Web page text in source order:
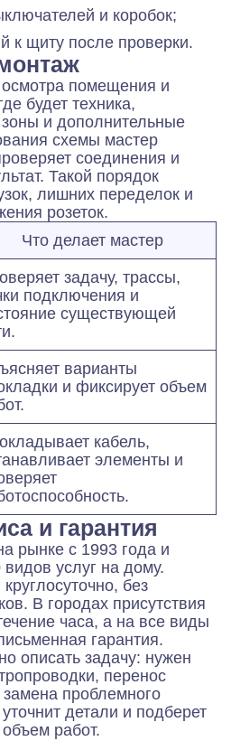
и коробок;
к щиту после проверки.
осмотра помещения и
будет техника,
и дополнительные
схемы мастер
соединения и
Такой порядок
лишних переделок и
розеток.
Что делает мастер
задачу, трассы,
подключения и
существующей
варианты
и фиксирует объем
кабель,
элементы и
и гарантия
рынке с 1993 года и
услуг на дому.
без
В городах присутствия
часа, а на все виды
гарантия.
описать задачу: нужен
перенос
проблемного
детали и подберет
работ.